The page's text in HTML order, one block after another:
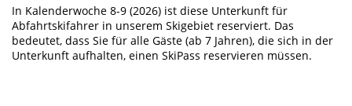
In Kalenderwoche 8-9 (2026) ist diese Unterkunft für
Abfahrtskifahrer in unserem Skigebiet reserviert. Das
bedeutet, dass Sie für alle Gäste (ab 7 Jahren), die sich in der
Unterkunft aufhalten, einen SkiPass reservieren müssen.